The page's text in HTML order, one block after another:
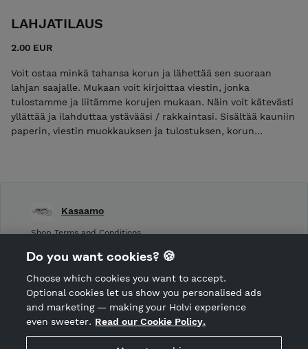
LAHJATILAUS
2.00 EUR
Voit ostaa minkä tahansa korun ja lähettää sen suoraan
lahjan saajalle. Mukaan voit kirjoittaa viestin, jonka
tulostamme ja liitämme korujen mukaan. Näin voit kätevästi
yllättää ja ilahduttaa ystävääsi / rakkaintasi. Sisältää kauniin
paperin, viestin muokkauksen ja tulostuksen, korun
Hosted by Holvi
Kasaamo
Shop Terms and Conditions
Cancellation policy
CANCEL ORDER
Do you want cookies? 🍪
Choose which cookies you want to accept.
Optional cookies let us show you personalised ads
and marketing — making your Holvi experience
even sweeter. Read our Cookie Policy.